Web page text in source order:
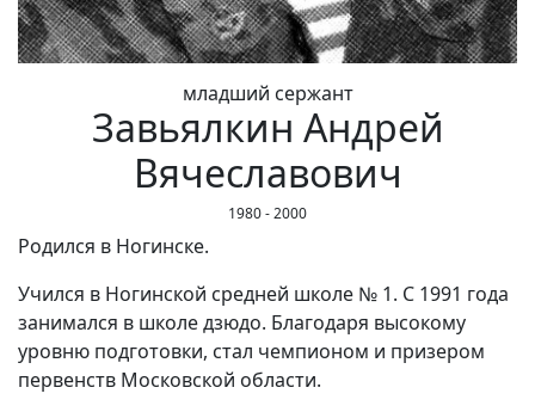
младший сержант
Завьялкин Андрей
Вячеславович
1980 - 2000
Родился в Ногинске.
Учился в Ногинской средней школе № 1. С 1991 года
занимался в школе дзюдо. Благодаря высокому
уровню подготовки, стал чемпионом и призером
первенств Московской области.